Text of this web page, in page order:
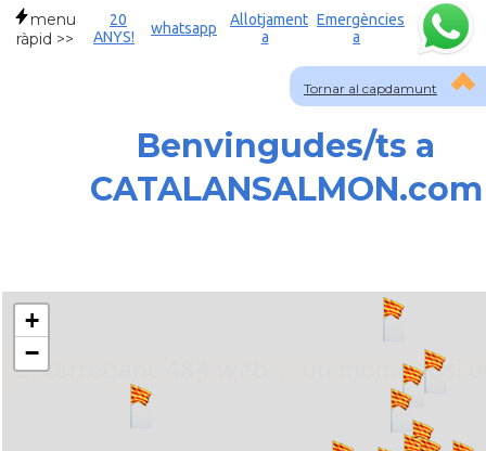
Tornar al capdamunt
menu
ràpid >>
20
ANYS!
whatsapp
Allotjament
a
Emergències
a
Benvingudes/ts a
CATALANSALMON.com
... carregant 484 webs... un moment si
+
−